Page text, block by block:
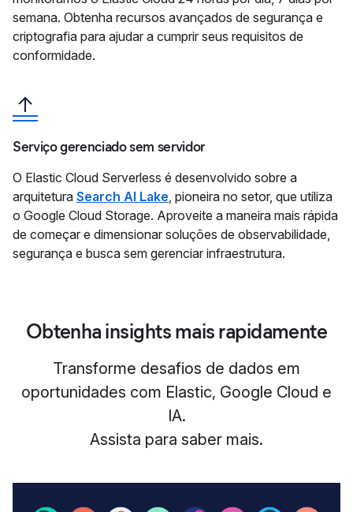
semana. Obtenha recursos avançados de segurança e
criptografia para ajudar a cumprir seus requisitos de
conformidade.
Serviço gerenciado sem servidor
O Elastic Cloud Serverless é desenvolvido sobre a
arquitetura Search AI Lake, pioneira no setor, que utiliza
o Google Cloud Storage. Aproveite a maneira mais rápida
de começar e dimensionar soluções de observabilidade,
segurança e busca sem gerenciar infraestrutura.
Obtenha insights mais rapidamente
Transforme desafios de dados em
oportunidades com Elastic, Google Cloud e
IA.
Assista para saber mais.